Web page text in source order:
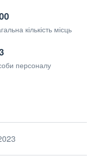
кількість місць
персоналу